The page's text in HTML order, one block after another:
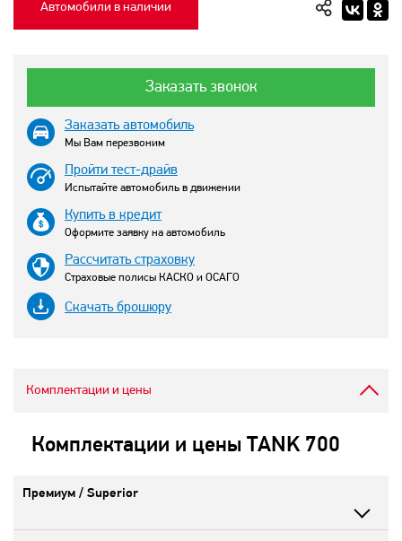
Автомобили в наличии
Заказать звонок
Заказать автомобиль
Мы Вам перезвоним
Пройти тест-драйв
Испытайте автомобиль в движении
Купить в кредит
Оформите заявку на автомобиль
Рассчитать страховку
Страховые полисы КАСКО и ОСАГО
Скачать брошюру
Комплектации и цены
Комплектации и цены TANK 700
Премиум / Superior